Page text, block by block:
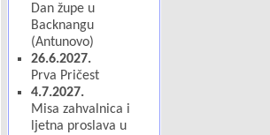
Dan župe u
Backnangu
(Antunovo)
26.6.2027.
Prva Pričest
4.7.2027.
Misa zahvalnica i
ljetna proslava u